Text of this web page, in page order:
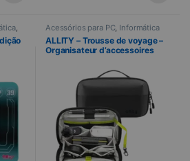
, Acessórios para PC, Informática
ALLITY – Trousse de voyage –
Organisateur d’accessoires